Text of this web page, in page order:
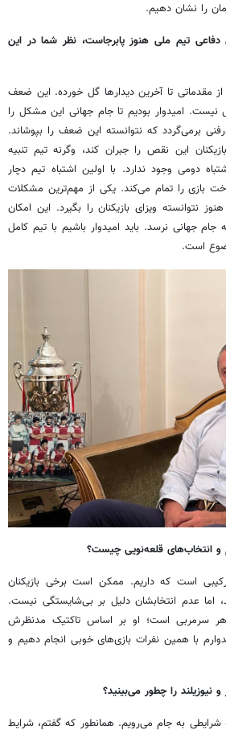
را نشان دهیم.
دفاعی تیم ملی هنوز پابرجاست، نظر شما در این
از مقدماتی تا آخرین دیدارها گل خورده. این ضعف
امیدوار بودیم تا جام جهانی این مشکل را
برمی‌گردد که نتوانسته این ضعف را بپوشاند.
این نقص را جبران کند، وگرنه تیم تنبیه
دومی وجود ندارد. با اولین اشتباه تیم دچار
بازی را تمام می‌کند. یکی از مهم‌ترین مشکلات
نتوانسته ویزای بازیکنان را بگیرد. این امکان
جهانی نرسد. باید امیدوار باشیم با تیم کامل
است.
و انتخاب‌های قلعه‌نویی چیست؟
است که داریم. ممکن است برخی بازیکنان
اما عدم انتخابشان دلیل بر بی‌شایستگی نیست.
هر سرمربی است؛ او بر اساس تاکتیک مدنظرش
با همین نفرات بازی‌های خوبی انجام دهیم و
نیوزیلند را چطور می‌بینید؟
شرایطی به جام می‌رویم. همانطور که گفتم، شرایط